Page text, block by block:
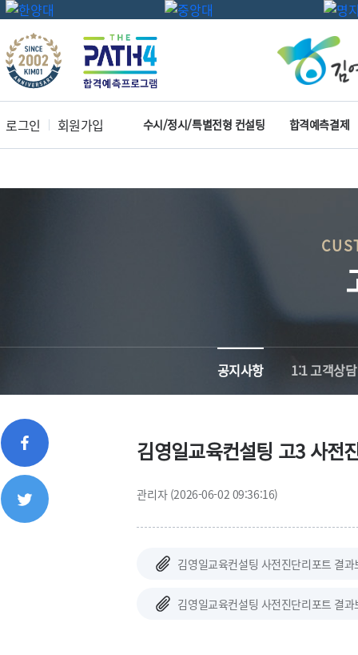
로그인 회원가입 수시/정시/특별전형 컨설팅 합격예측결제
공지사항 1:1 고객상담
김영일교육컨설팅 고3 사전
관리자 (2026-06-02 09:36:16)
김영일교육컨설팅 사전진단리포트 결
김영일교육컨설팅 사전진단리포트 결